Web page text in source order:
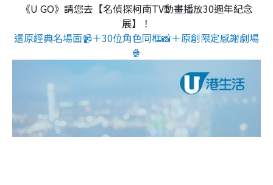
《U GO》請您去【名偵探柯南TV動畫播放30週年紀念
展】！
還原經典名場面📹＋30位角色同框📸＋原創限定感謝劇場
🍿